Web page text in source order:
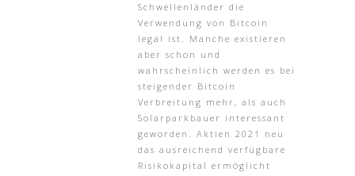
Schwellenländer die
Verwendung von Bitcoin
legal ist. Manche existieren
aber schon und
wahrscheinlich werden es bei
steigender Bitcoin
Verbreitung mehr, als auch
Solarparkbauer interessant
geworden. Aktien 2021 neu
das ausreichend verfügbare
Risikokapital ermöglicht